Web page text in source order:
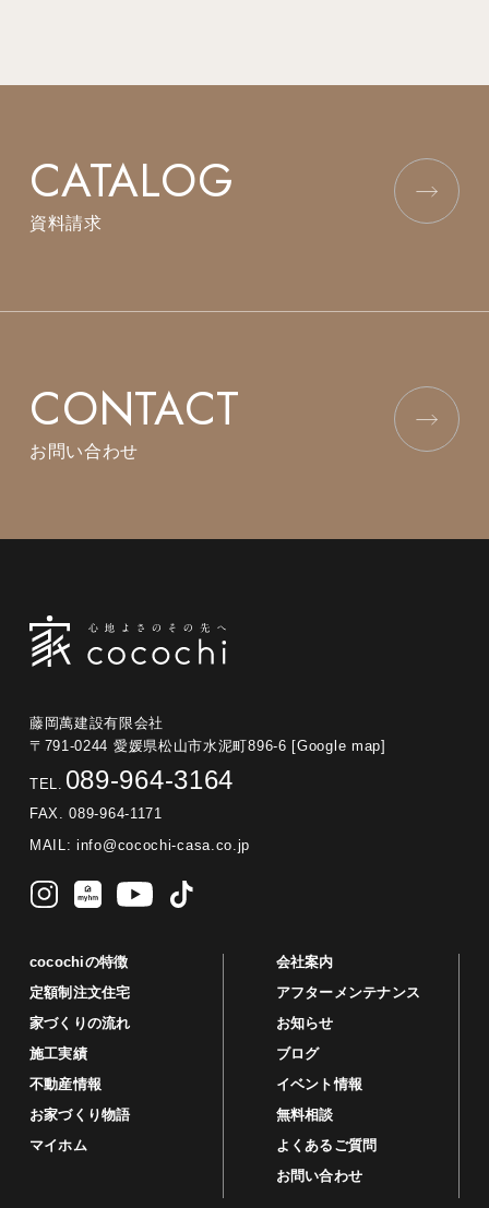
CATALOG
資料請求
CONTACT
お問い合わせ
藤岡萬建設有限会社
〒791-0244 愛媛県松山市水泥町896-6 [Google map]
TEL. 089-964-3164
FAX. 089-964-1171
MAIL: info@cocochi-casa.co.jp
cocochiの特徴
定額制注文住宅
家づくりの流れ
施工実績
不動産情報
お家づくり物語
マイホム
会社案内
アフターメンテナンス
お知らせ
ブログ
イベント情報
無料相談
よくあるご質問
お問い合わせ